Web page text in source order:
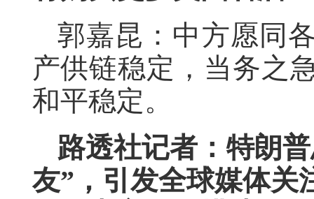
郭嘉昆：中方愿同
产供链稳定，当务之
和平稳定。
路透社记者：特朗
友”，引发全球媒体关